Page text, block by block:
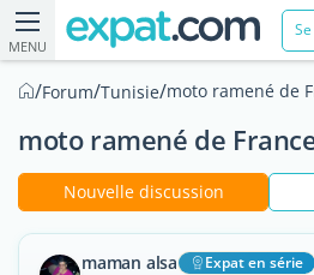
MENU
/Forum/Tunisie/moto ramené de
moto ramené de
Nouvelle discussion
maman alsa Expat en série